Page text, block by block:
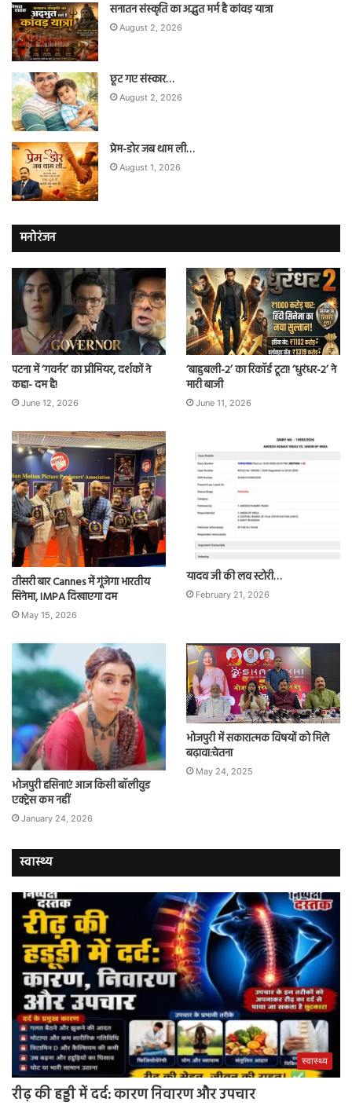
सनातन संस्कृति का अद्भुत मर्म है कांवड़ यात्रा
August 2, 2026
छूट गए संस्कार…
August 2, 2026
प्रेम-डोर जब थाम ली…
August 1, 2026
मनोरंजन
पटना में ‘गवर्नर’ का प्रीमियर, दर्शकों ने
कहा- दम है!
June 12, 2026
‘बाहुबली-2’ का रिकॉर्ड टूटा! ‘धुरंधर-2’ ने
मारी बाजी
June 11, 2026
तीसरी बार Cannes में गूंजेगा भारतीय
सिनेमा, IMPA दिखाएगा दम
May 15, 2026
यादव जी की लव स्टोरी…
February 21, 2026
भोजपुरी हसिनाएं आज किसी बॉलीवुड
एक्ट्रेस कम नहीं
January 24, 2026
भोजपुरी में सकारात्मक विषयों को मिले
बढ़ावा:चेतना
May 24, 2025
स्वास्थ्य
स्वास्थ्य
रीढ़ की हड्डी में दर्द: कारण निवारण और उपचार